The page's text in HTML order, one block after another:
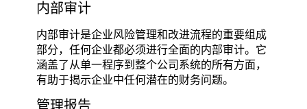
内部审计
内部审计是企业风险管理和改进流程的重要组成
部分，任何企业都必须进行全面的内部审计。它
涵盖了从单一程序到整个公司系统的所有方面，
有助于揭示企业中任何潜在的财务问题。
管理报告